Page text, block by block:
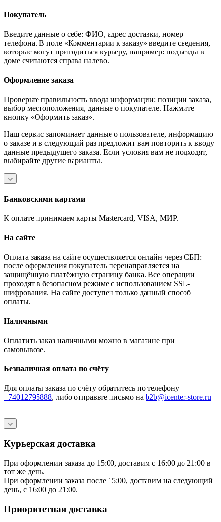
Покупатель
Введите данные о себе: ФИО, адрес доставки, номер
телефона. В поле «Комментарии к заказу» введите сведения,
которые могут пригодиться курьеру, например: подъезды в
доме считаются справа налево.
Оформление заказа
Проверьте правильность ввода информации: позиции заказа,
выбор местоположения, данные о покупателе. Нажмите
кнопку «Оформить заказ».
Наш сервис запоминает данные о пользователе, информацию
о заказе и в следующий раз предложит вам повторить к вводу
данные предыдущего заказа. Если условия вам не подходят,
выбирайте другие варианты.
Банковскими картами
К оплате принимаем карты Mastercard, VISA, МИР.
На сайте
Оплата заказа на сайте осуществляется онлайн через СБП:
после оформления покупатель перенаправляется на
защищённую платёжную страницу банка. Все операции
проходят в безопасном режиме с использованием SSL-
шифрования. На сайте доступен только данный способ
оплаты.
Наличными
Оплатить заказ наличными можно в магазине при
самовывозе.
Безналичная оплата по счёту
Для оплаты заказа по счёту обратитесь по телефону
+74012795888, либо отправьте письмо на b2b@icenter-store.ru
Курьерская доставка
При оформлении заказа до 15:00, доставим с 16:00 до 21:00 в
тот же день.
При оформлении заказа после 15:00, доставим на следующий
день, с 16:00 до 21:00.
Приоритетная доставка